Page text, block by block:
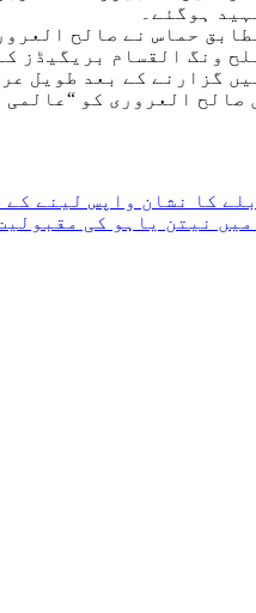
ہوگئے۔
حماس نے صالح
کے بانیوں میں سے ایک تھے۔ وہ 1966 میں
کا نشان واپس لینے
نیتن یاہو کی